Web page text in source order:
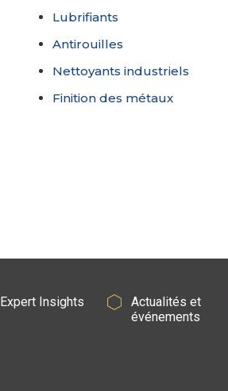
Lubrifiants
Antirouilles
Nettoyants industriels
Finition des métaux
Expert Insights
Actualités et
événements